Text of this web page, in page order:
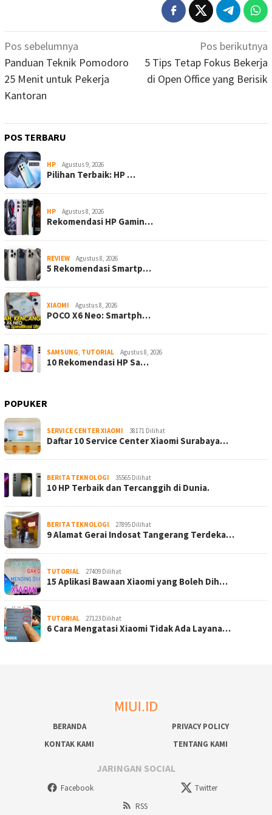
Navigasi
pos
Pos sebelumnya
Panduan Teknik Pomodoro
25 Menit untuk Pekerja
Kantoran
Pos berikutnya
5 Tips Tetap Fokus Bekerja
di Open Office yang Berisik
POS TERBARU
HP Agustus 9, 2026
Pilihan Terbaik: HP …
HP Agustus 8, 2026
Rekomendasi HP Gamin…
REVIEW Agustus 8, 2026
5 Rekomendasi Smartp…
XIAOMI Agustus 8, 2026
POCO X6 Neo: Smartph…
SAMSUNG, TUTORIAL Agustus 8, 2026
10 Rekomendasi HP Sa…
POPUKER
SERVICE CENTER XIAOMI 38171 Dilihat
Daftar 10 Service Center Xiaomi Surabaya…
BERITA TEKNOLOGI 35565 Dilihat
10 HP Terbaik dan Tercanggih di Dunia.
BERITA TEKNOLOGI 27895 Dilihat
9 Alamat Gerai Indosat Tangerang Terdeka…
TUTORIAL 27409 Dilihat
15 Aplikasi Bawaan Xiaomi yang Boleh Dih…
TUTORIAL 27123 Dilihat
6 Cara Mengatasi Xiaomi Tidak Ada Layana…
BERANDA
PRIVACY POLICY
KONTAK KAMI
TENTANG KAMI
JARINGAN SOCIAL
Facebook
Twitter
RSS